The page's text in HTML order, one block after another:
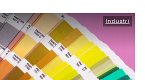
Industri